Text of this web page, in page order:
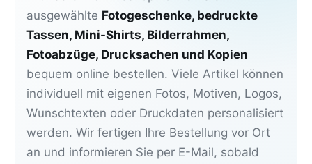
ausgewählte Fotogeschenke, bedruckte
Tassen, Mini-Shirts, Bilderrahmen,
Fotoabzüge, Drucksachen und Kopien
bequem online bestellen. Viele Artikel können
individuell mit eigenen Fotos, Motiven, Logos,
Wunschtexten oder Druckdaten personalisiert
werden. Wir fertigen Ihre Bestellung vor Ort
an und informieren Sie per E-Mail, sobald